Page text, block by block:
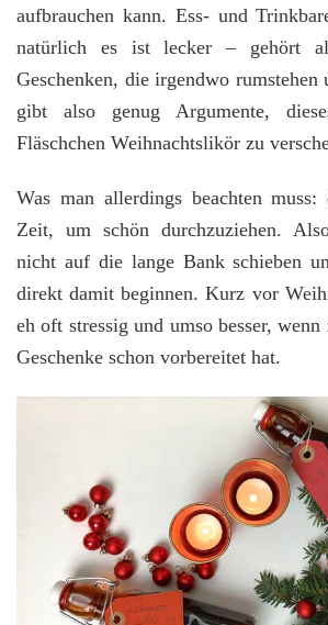
aufbrauchen kann. Ess- und
natürlich es ist lecker – gehört
Geschenken, die irgendwo rumstehen
gibt also genug Argumente,
Fläschchen Weihnachtslikör zu
Was man allerdings beachten
Zeit, um schön durchzuziehen.
nicht auf die lange Bank schieben
direkt damit beginnen. Kurz vor
eh oft stressig und umso besser,
Geschenke schon vorbereitet hat.